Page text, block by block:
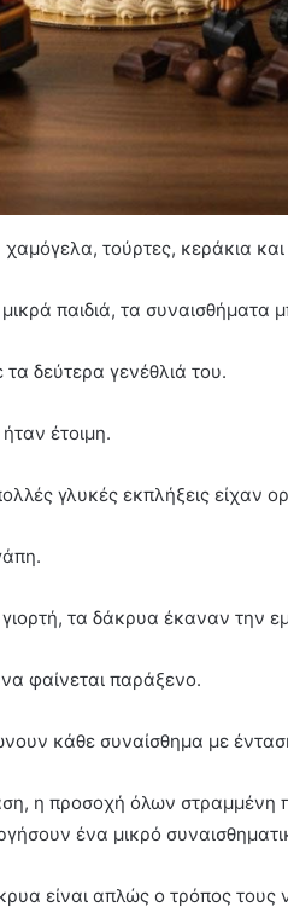
χαμόγελα, τούρτες, κεράκια
παιδιά, τα
δεύτερα γενέθλιά του.
έτοιμη.
γλυκές εκπλήξεις είχαν
τα δάκρυα έκαναν την
να φαίνεται παράξενο.
κάθε συναίσθημα με
η προσοχή όλων στραμμένη
ένα μικρό
είναι απλώς ο τρόπος